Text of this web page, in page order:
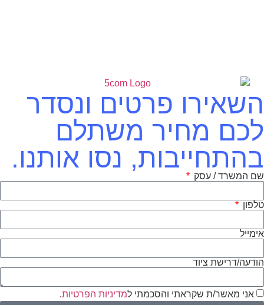
השאירו פרטים ונסדר
לכם מחיר משתלם
בהתחייבות, נסו אותנו.
שם המשרד / עסק
טלפון
אימייל
הודעה/דרישת ציוד
אני מאשר/ת שקראתי והסכמתי למדיניות הפרטיות.